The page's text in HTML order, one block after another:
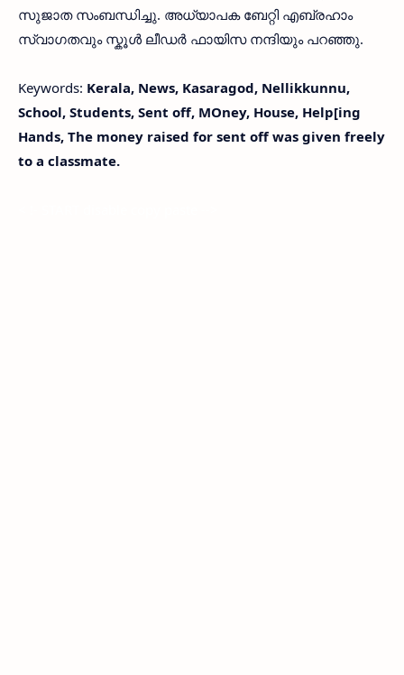
സുജാത സംബന്ധിച്ചു. അധ്യാപക ബേറ്റി എബ്രഹാം
സ്വാഗതവും സ്കൂൾ ലീഡർ ഫായിസ നന്ദിയും പറഞ്ഞു.
Keywords: Kerala, News, Kasaragod, Nellikkunnu,
School, Students, Sent off, MOney, House, Help[ing
Hands, The money raised for sent off was given freely
to a classmate.